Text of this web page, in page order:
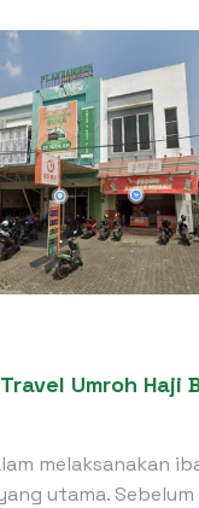
Umroh Haji
melaksanakan
utama.